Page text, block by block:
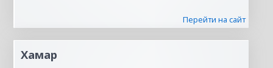
Перейти на сайт
Хамар